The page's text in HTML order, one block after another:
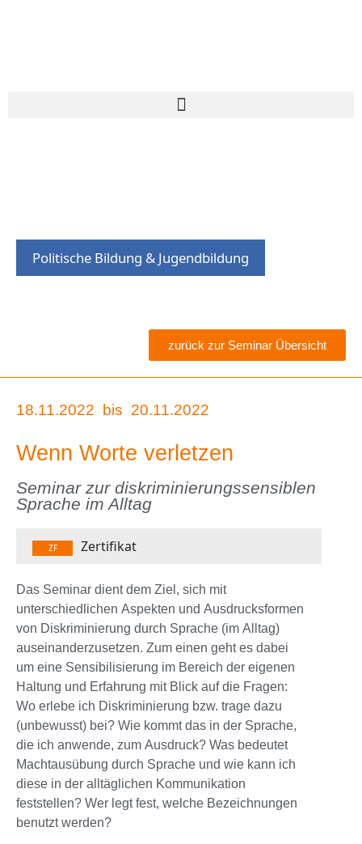
Politische Bildung & Jugendbildung
zurück zur Seminar Übersicht
18.11.2022 bis 20.11.2022
Wenn Worte verletzen
Seminar zur diskriminierungssensiblen
Sprache im Alltag
ZF Zertifikat
Das Seminar dient dem Ziel, sich mit
unterschiedlichen Aspekten und Ausdrucksformen
von Diskriminierung durch Sprache (im Alltag)
auseinanderzusetzen. Zum einen geht es dabei
um eine Sensibilisierung im Bereich der eigenen
Haltung und Erfahrung mit Blick auf die Fragen:
Wo erlebe ich Diskriminierung bzw. trage dazu
(unbewusst) bei? Wie kommt das in der Sprache,
die ich anwende, zum Ausdruck? Was bedeutet
Machtausübung durch Sprache und wie kann ich
diese in der alltäglichen Kommunikation
feststellen? Wer legt fest, welche Bezeichnungen
benutzt werden?